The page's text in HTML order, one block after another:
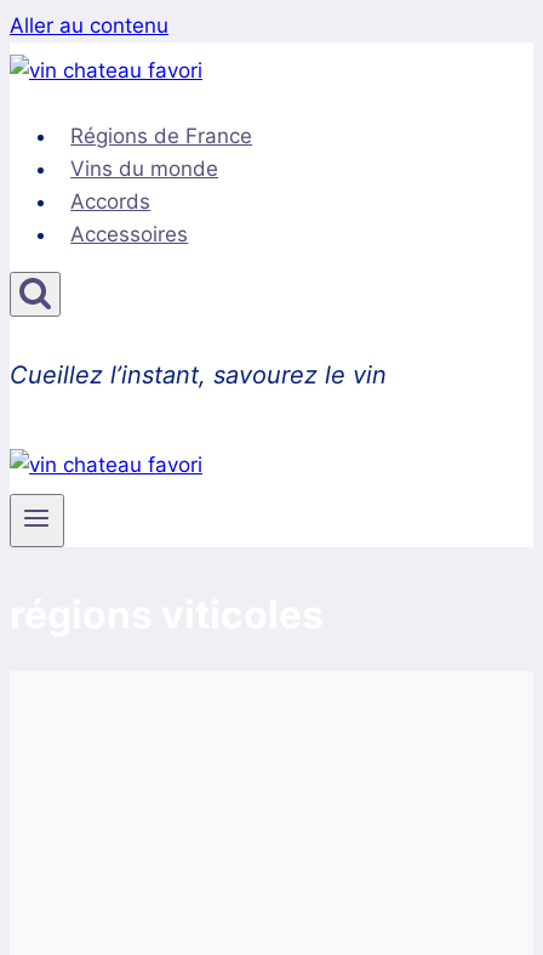
Aller au contenu
Régions de France
Vins du monde
Accords
Accessoires
Cueillez l’instant, savourez le vin